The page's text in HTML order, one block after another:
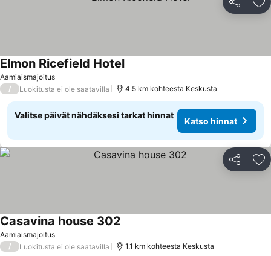
Jaa
Aamiaismajoitus
Elmon Ricefield Hotel
/ Luokitusta ei ole saatavilla 4.5 km kohteesta Keskusta
Valitse päivät nähdäksesi tarkat hinnat
Katso hinnat
Jaa
Aamiaismajoitus
Casavina house 302
/ Luokitusta ei ole saatavilla 1.1 km kohteesta Keskusta